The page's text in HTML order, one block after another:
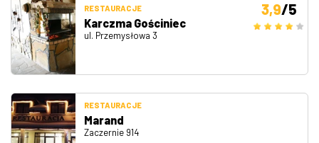
RESTAURACJE
Karczma Gościniec
ul. Przemysłowa 3
3,9/5
RESTAURACJE
Marand
Zaczernie 914